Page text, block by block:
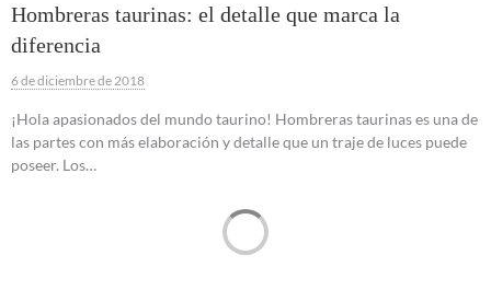
Hombreras taurinas: el detalle que marca la
diferencia
6 de diciembre de 2018
¡Hola apasionados del mundo taurino! Hombreras taurinas es una de
las partes con más elaboración y detalle que un traje de luces puede
poseer. Los…